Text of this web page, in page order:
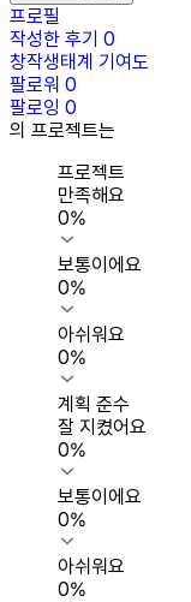
프로필
작성한 후기 0
창작생태계 기여도
팔로워 0
팔로잉 0
의 프로젝트는
프로젝트
만족해요
0%
보통이에요
0%
아쉬워요
0%
계획 준수
잘 지켰어요
0%
보통이에요
0%
아쉬워요
0%